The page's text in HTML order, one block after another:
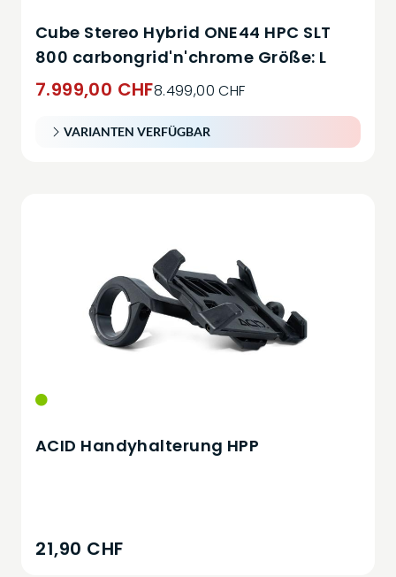
Cube Stereo Hybrid ONE44 HPC SLT
800 carbongrid'n'chrome Größe: L
7.999,00 CHF8.499,00 CHF
VARIANTEN VERFÜGBAR
ACID Handyhalterung HPP
21,90 CHF